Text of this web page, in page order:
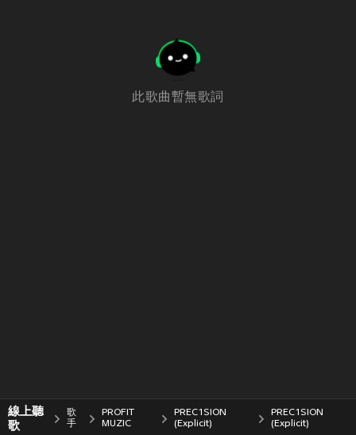
此歌曲暫無歌詞
線上聽
歌
歌
手
PROFIT
MUZIC
PREC1SION
(Explicit)
PREC1SION
(Explicit)